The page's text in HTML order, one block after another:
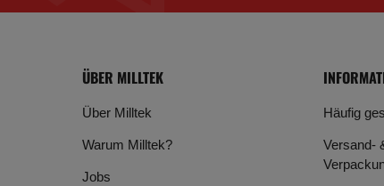
ÜBER MILLTEK
Über Milltek
Warum Milltek?
Jobs
Häufig
Versand-